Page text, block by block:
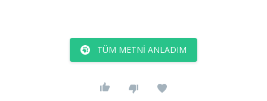
TÜM METNI ANLADIM